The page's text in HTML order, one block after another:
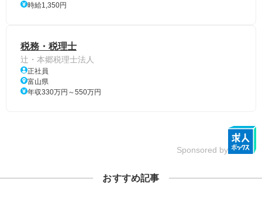
時給1,350円
税務・税理士
辻・本郷税理士法人
正社員
富山県
年収330万円～550万円
Sponsored by
おすすめ記事